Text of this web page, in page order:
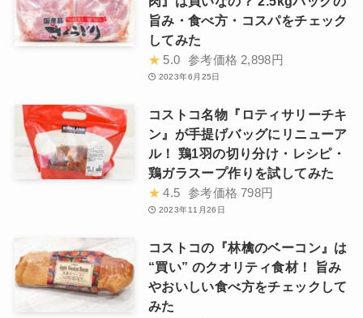
旨み・食べ方・コスパをチェック
してみた
★ 5.0 参考価格 2,898円
2023年6月25日
コストコ名物『ロティサリーチキ
ン』が手提げバッグにリニューア
ル！ 鶏1羽の切り分け・レシピ・
鶏ガラスープ作りを試してみた
★ 4.5 参考価格 798円
2023年11月26日
コストコの『林檎のベーコン』は
“買い” のクオリティ食材！ 旨み
やおいしい食べ方をチェックして
みた